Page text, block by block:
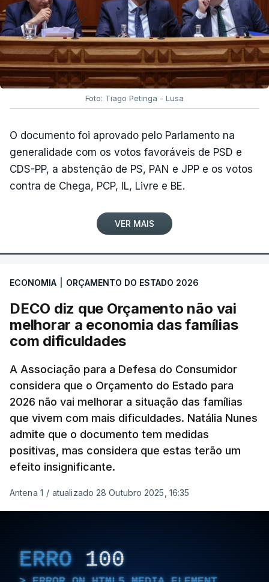
Foto: Tiago Petinga - Lusa
O documento foi aprovado pelo Parlamento na
generalidade com os votos favoráveis de PSD e
CDS-PP, a abstenção de PS, PAN e JPP e os votos
contra de Chega, PCP, IL, Livre e BE.
VER MAIS
ECONOMIA ORÇAMENTO DO ESTADO 2026
DECO diz que Orçamento não vai
melhorar a economia das famílias
com dificuldades
A Associação para a Defesa do Consumidor
considera que o Orçamento do Estado para
2026 não vai melhorar a situação das famílias
que vivem com mais dificuldades. Natália Nunes
admite que o documento tem medidas
positivas, mas considera que estas terão um
efeito insignificante.
Antena 1 / atualizado 28 Outubro 2025, 16:35
ERRO 100